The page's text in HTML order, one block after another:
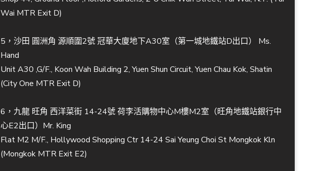
Wai MTR Exit D)
5，沙田 圓洲角 源順圍2號 冠華大廈地下A30室（第一城地鐵站D出口） Ms.
Hand
Unit A30 ,G/F., Koon Wah Building 2, Yuen Shun Circuit, Yuen Chau Kok, Shatin
(City One MTR Exit D)
6，九龍 旺角 西洋菜街 14-24號 荷李活購物中心M樓M2室（旺角地鐵站銀行中
心E2出口）Mr. King
Flat M2 M/F., Hollywood Shopping Ctr 14-24 Sai Yeung Choi St Mongkok Kln
(Mongkok MTR Exit E2)